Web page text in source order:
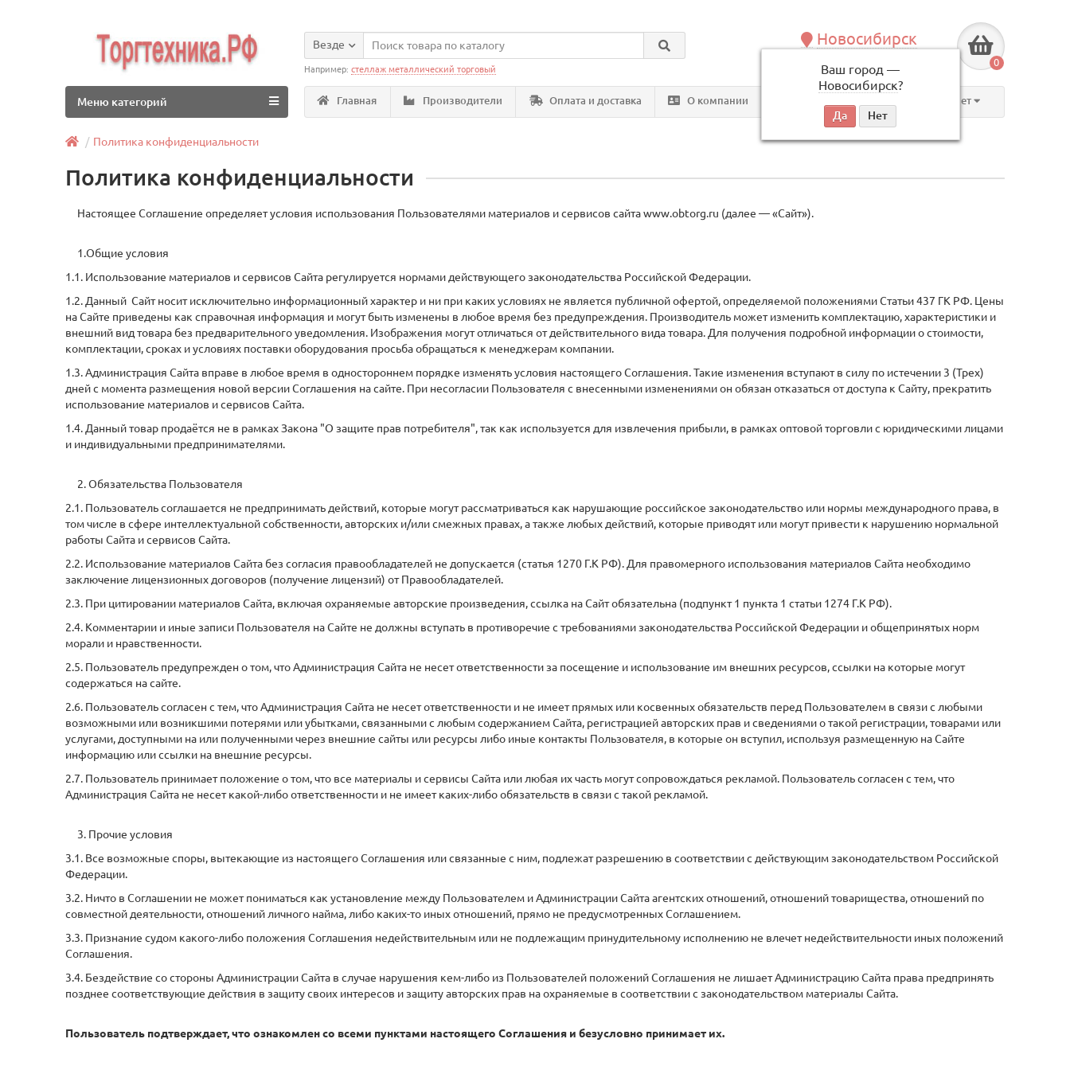
Новосибирск
Ваш город —
Новосибирск?
по будням, с 09:00 до 18:00
0
Везде
Например:стеллаж металлический торговый
Главная Производители Оплата и доставка О компании Личный кабинет
Меню категорий
Политика конфиденциальности
Политика конфиденциальности
Настоящее Соглашение определяет условия использования Пользователями материалов и сервисов сайта www.obtorg.ru (далее — «Сайт»).
1.Общие условия
1.1. Использование материалов и сервисов Сайта регулируется нормами действующего законодательства Российской Федерации.
1.2. Данный Сайт носит исключительно информационный характер и ни при каких условиях не является публичной офертой, определяемой положениями Статьи 437 ГК РФ. Цены
на Сайте приведены как справочная информация и могут быть изменены в любое время без предупреждения. Производитель может изменить комплектацию, характеристики и
внешний вид товара без предварительного уведомления. Изображения могут отличаться от действительного вида товара. Для получения подробной информации о стоимости,
комплектации, сроках и условиях поставки оборудования просьба обращаться к менеджерам компании.
1.3. Администрация Сайта вправе в любое время в одностороннем порядке изменять условия настоящего Соглашения. Такие изменения вступают в силу по истечении 3 (Трех)
дней с момента размещения новой версии Соглашения на сайте. При несогласии Пользователя с внесенными изменениями он обязан отказаться от доступа к Сайту, прекратить
использование материалов и сервисов Сайта.
1.4. Данный товар продаётся не в рамках Закона "О защите прав потребителя", так как используется для извлечения прибыли, в рамках оптовой торговли с юридическими лицами
и индивидуальными предпринимателями.
2. Обязательства Пользователя
2.1. Пользователь соглашается не предпринимать действий, которые могут рассматриваться как нарушающие российское законодательство или нормы международного права, в
том числе в сфере интеллектуальной собственности, авторских и/или смежных правах, а также любых действий, которые приводят или могут привести к нарушению нормальной
работы Сайта и сервисов Сайта.
2.2. Использование материалов Сайта без согласия правообладателей не допускается (статья 1270 Г.К РФ). Для правомерного использования материалов Сайта необходимо
заключение лицензионных договоров (получение лицензий) от Правообладателей.
2.3. При цитировании материалов Сайта, включая охраняемые авторские произведения, ссылка на Сайт обязательна (подпункт 1 пункта 1 статьи 1274 Г.К РФ).
2.4. Комментарии и иные записи Пользователя на Сайте не должны вступать в противоречие с требованиями законодательства Российской Федерации и общепринятых норм
морали и нравственности.
2.5. Пользователь предупрежден о том, что Администрация Сайта не несет ответственности за посещение и использование им внешних ресурсов, ссылки на которые могут
содержаться на сайте.
2.6. Пользователь согласен с тем, что Администрация Сайта не несет ответственности и не имеет прямых или косвенных обязательств перед Пользователем в связи с любыми
возможными или возникшими потерями или убытками, связанными с любым содержанием Сайта, регистрацией авторских прав и сведениями о такой регистрации, товарами или
услугами, доступными на или полученными через внешние сайты или ресурсы либо иные контакты Пользователя, в которые он вступил, используя размещенную на Сайте
информацию или ссылки на внешние ресурсы.
2.7. Пользователь принимает положение о том, что все материалы и сервисы Сайта или любая их часть могут сопровождаться рекламой. Пользователь согласен с тем, что
Администрация Сайта не несет какой-либо ответственности и не имеет каких-либо обязательств в связи с такой рекламой.
3. Прочие условия
3.1. Все возможные споры, вытекающие из настоящего Соглашения или связанные с ним, подлежат разрешению в соответствии с действующим законодательством Российской
Федерации.
3.2. Ничто в Соглашении не может пониматься как установление между Пользователем и Администрации Сайта агентских отношений, отношений товарищества, отношений по
совместной деятельности, отношений личного найма, либо каких-то иных отношений, прямо не предусмотренных Соглашением.
3.3. Признание судом какого-либо положения Соглашения недействительным или не подлежащим принудительному исполнению не влечет недействительности иных положений
Соглашения.
3.4. Бездействие со стороны Администрации Сайта в случае нарушения кем-либо из Пользователей положений Соглашения не лишает Администрацию Сайта права предпринять
позднее соответствующие действия в защиту своих интересов и защиту авторских прав на охраняемые в соответствии с законодательством материалы Сайта.
Пользователь подтверждает, что ознакомлен со всеми пунктами настоящего Соглашения и безусловно принимает их.